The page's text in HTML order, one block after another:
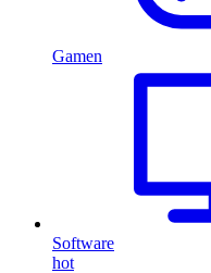
Gamen
Software
hot